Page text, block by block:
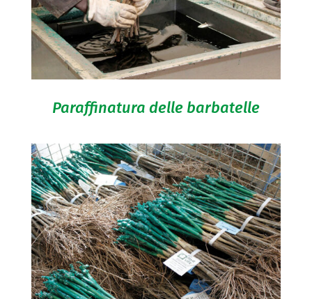
Paraffinatura delle barbatelle